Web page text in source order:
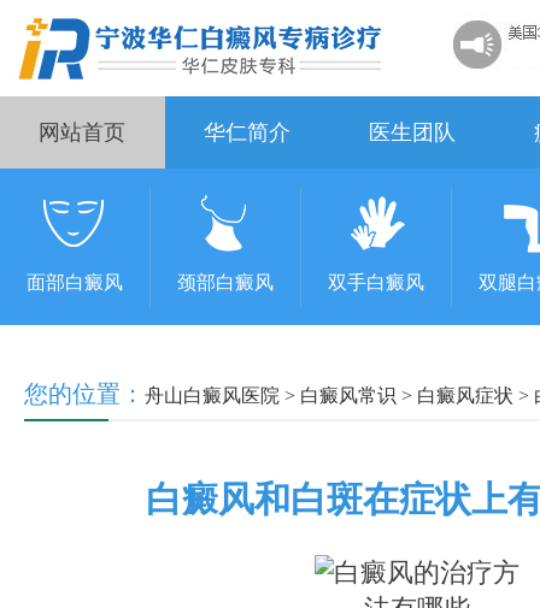
网站首页 华仁简介 医生团队
面部白癜风 颈部白癜风 双手白癜风 双腿
您的位置： 舟山白癜风医院 > 白癜风常识 > 白癜风症状 >
白癜风和白斑在症状上